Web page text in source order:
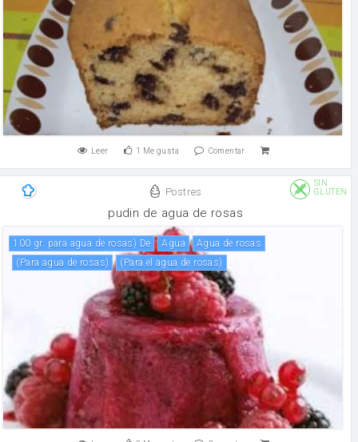
Leer 1 Me gusta Comentar
Postres
SIN
GLUTEN
pudin de agua de rosas
100 gr. para agua de rosas) De agua
agua de rosas
(para agua de rosas)
(para el agua de rosas)